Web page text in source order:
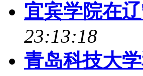
宜宾学院在
23:13:18
青岛科技大